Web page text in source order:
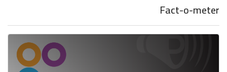
Fact-o-meter